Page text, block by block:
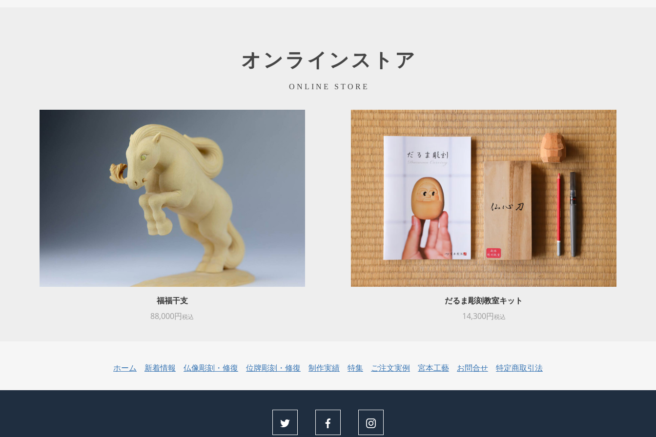
オンラインストア
ONLINE STORE
福福干支
88,000円税込
だるま彫刻教室キット
14,300円税込
ホーム 新着情報 仏像彫刻・修復 位牌彫刻・修復 制作実績 特集 ご注文実例 宮本工藝 お問合せ 特定商取引法